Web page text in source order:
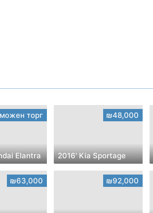
торг
Elantra
₪48,000
2016' Kia Sportage
₪63,000 ₪92,000